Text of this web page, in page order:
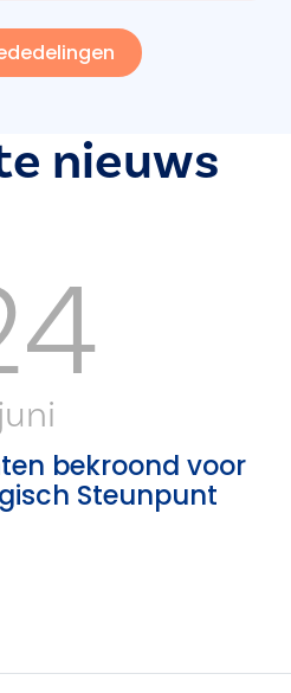
nieuws
juni
bekroond voor
Steunpunt